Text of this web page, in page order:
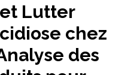
Lutter
chez
des